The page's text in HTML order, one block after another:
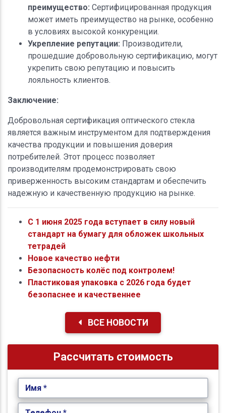
преимущество: Сертифицированная продукция
может иметь преимущество на рынке, особенно
в условиях высокой конкуренции.
Укрепление репутации: Производители,
прошедшие добровольную сертификацию, могут
укрепить свою репутацию и повысить
лояльность клиентов.
Заключение:
Добровольная сертификация оптического стекла
является важным инструментом для подтверждения
качества продукции и повышения доверия
потребителей. Этот процесс позволяет
производителям продемонстрировать свою
приверженность высоким стандартам и обеспечить
надежную и качественную продукцию на рынке.
С 1 июня 2025 года вступает в силу новый
стандарт на бумагу для обложек школьных
тетрадей
Новое качество нефти
Безопасность колёс под контролем!
Пластиковая упаковка с 2026 года будет
безопаснее и качественнее
ВСЕ НОВОСТИ
Рассчитать стоимость
Имя *